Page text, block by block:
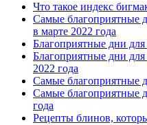
Что такое индекс
Самые благоприятные
в марте 2022 года
Благоприятные дни
Благоприятные дни
2022 года
Самые благоприятные
Самые благоприятные
года
Рецепты блинов,